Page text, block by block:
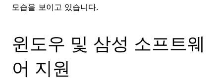
모습을 보이고 있습니다.
윈도우 및 삼성 소프트웨
어 지원